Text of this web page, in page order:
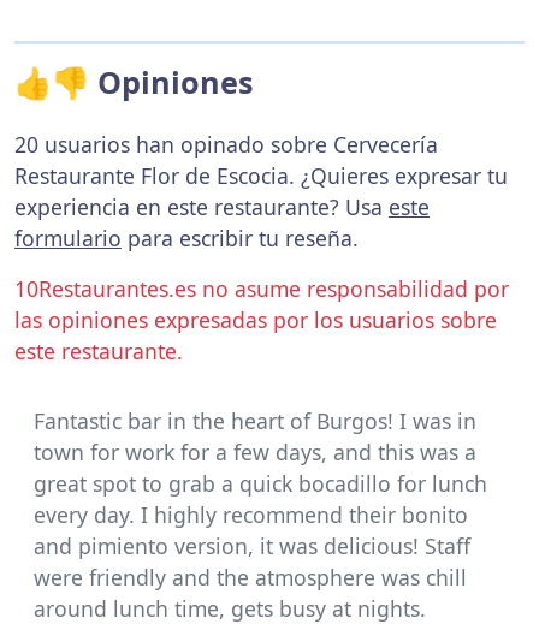
👍👎 Opiniones
20 usuarios han opinado sobre Cervecería
Restaurante Flor de Escocia. ¿Quieres expresar tu
experiencia en este restaurante? Usa este
formulario para escribir tu reseña.
10Restaurantes.es no asume responsabilidad por
las opiniones expresadas por los usuarios sobre
este restaurante.
Fantastic bar in the heart of Burgos! I was in
town for work for a few days, and this was a
great spot to grab a quick bocadillo for lunch
every day. I highly recommend their bonito
and pimiento version, it was delicious! Staff
were friendly and the atmosphere was chill
around lunch time, gets busy at nights.